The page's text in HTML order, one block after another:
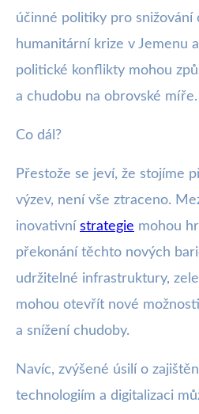
účinné politiky pro snižování
humanitární krize v Jemenu
politické konflikty mohou
a chudobu na obrovské míře.
Co dál?
Přestože se jeví, že stojíme
výzev, není vše ztraceno.
inovativní strategie mohou
překonání těchto nových
udržitelné infrastruktury,
mohou otevřít nové
a snížení chudoby.
Navíc, zvýšené úsilí o
technologiím a digitalizaci